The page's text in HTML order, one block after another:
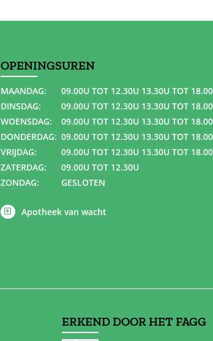
OPENINGSUREN
MAANDAG:
09.00U TOT 12.30U 13.30U TOT
DINSDAG:
09.00U TOT 12.30U 13.30U TOT
WOENSDAG:
09.00U TOT 12.30U 13.30U TOT
DONDERDAG: 09.00U TOT 12.30U 13.30U TOT
VRIJDAG:
09.00U TOT 12.30U 13.30U TOT
ZATERDAG:
09.00U TOT 12.30U
ZONDAG:
GESLOTEN
Apotheek van wacht
ERKEND DOOR HET FAGG